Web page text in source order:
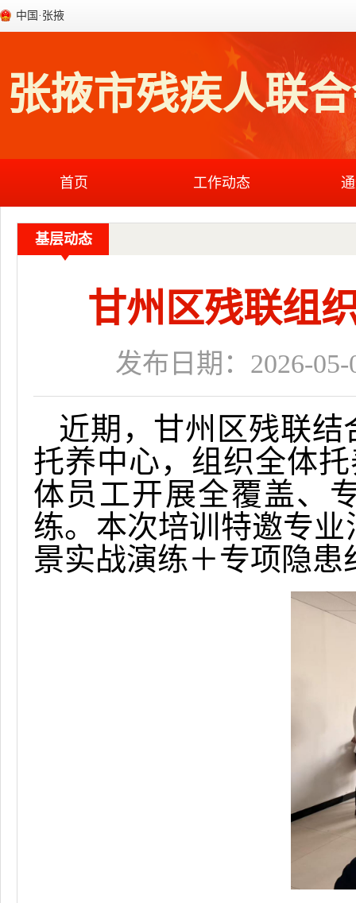
中国·张掖
掖市残疾人联
首页 工作动态
基层动态
甘州区残联组
发布日期：2026-05-
近期，甘州区残联结
托养中心，组织全体
体员工开展全覆盖、
练。本次培训 特邀专业
景实战演练＋专项隐患